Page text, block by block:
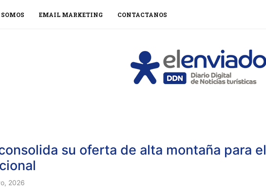
EMAIL MARKETING CONTACTANOS
su oferta de alta montaña para el
2026